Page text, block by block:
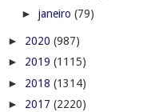
► janeiro (79)
► 2020 (987)
► 2019 (1115)
► 2018 (1314)
► 2017 (2220)